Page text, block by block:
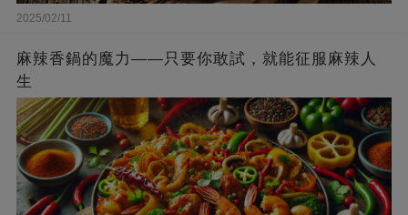
2025/02/11
麻辣香鍋的魔力——只要你敢試，就能征服麻辣人
生